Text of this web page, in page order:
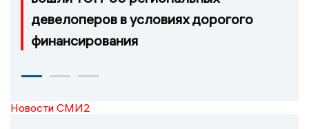
девелоперов в условиях дорогого
финансирования
Новости СМИ2